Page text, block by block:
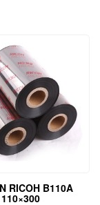
RICOH B110A
110×300